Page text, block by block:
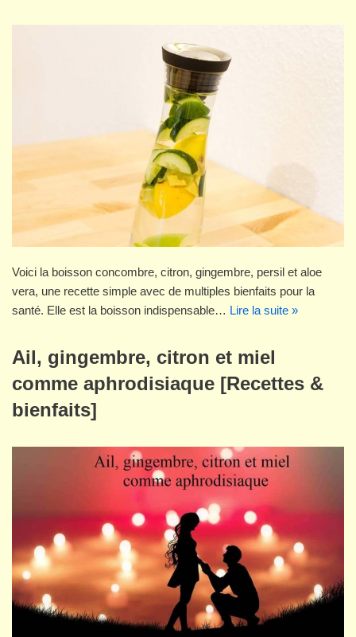
Voici la boisson concombre, citron, gingembre, persil et aloe
vera, une recette simple avec de multiples bienfaits pour la
santé. Elle est la boisson indispensable… Lire la suite »
Ail, gingembre, citron et miel
comme aphrodisiaque [Recettes &
bienfaits]